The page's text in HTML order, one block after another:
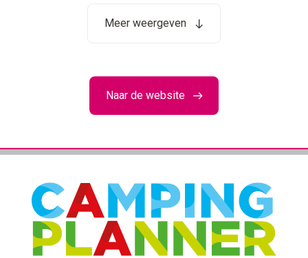
Meer weergeven
Naar de website